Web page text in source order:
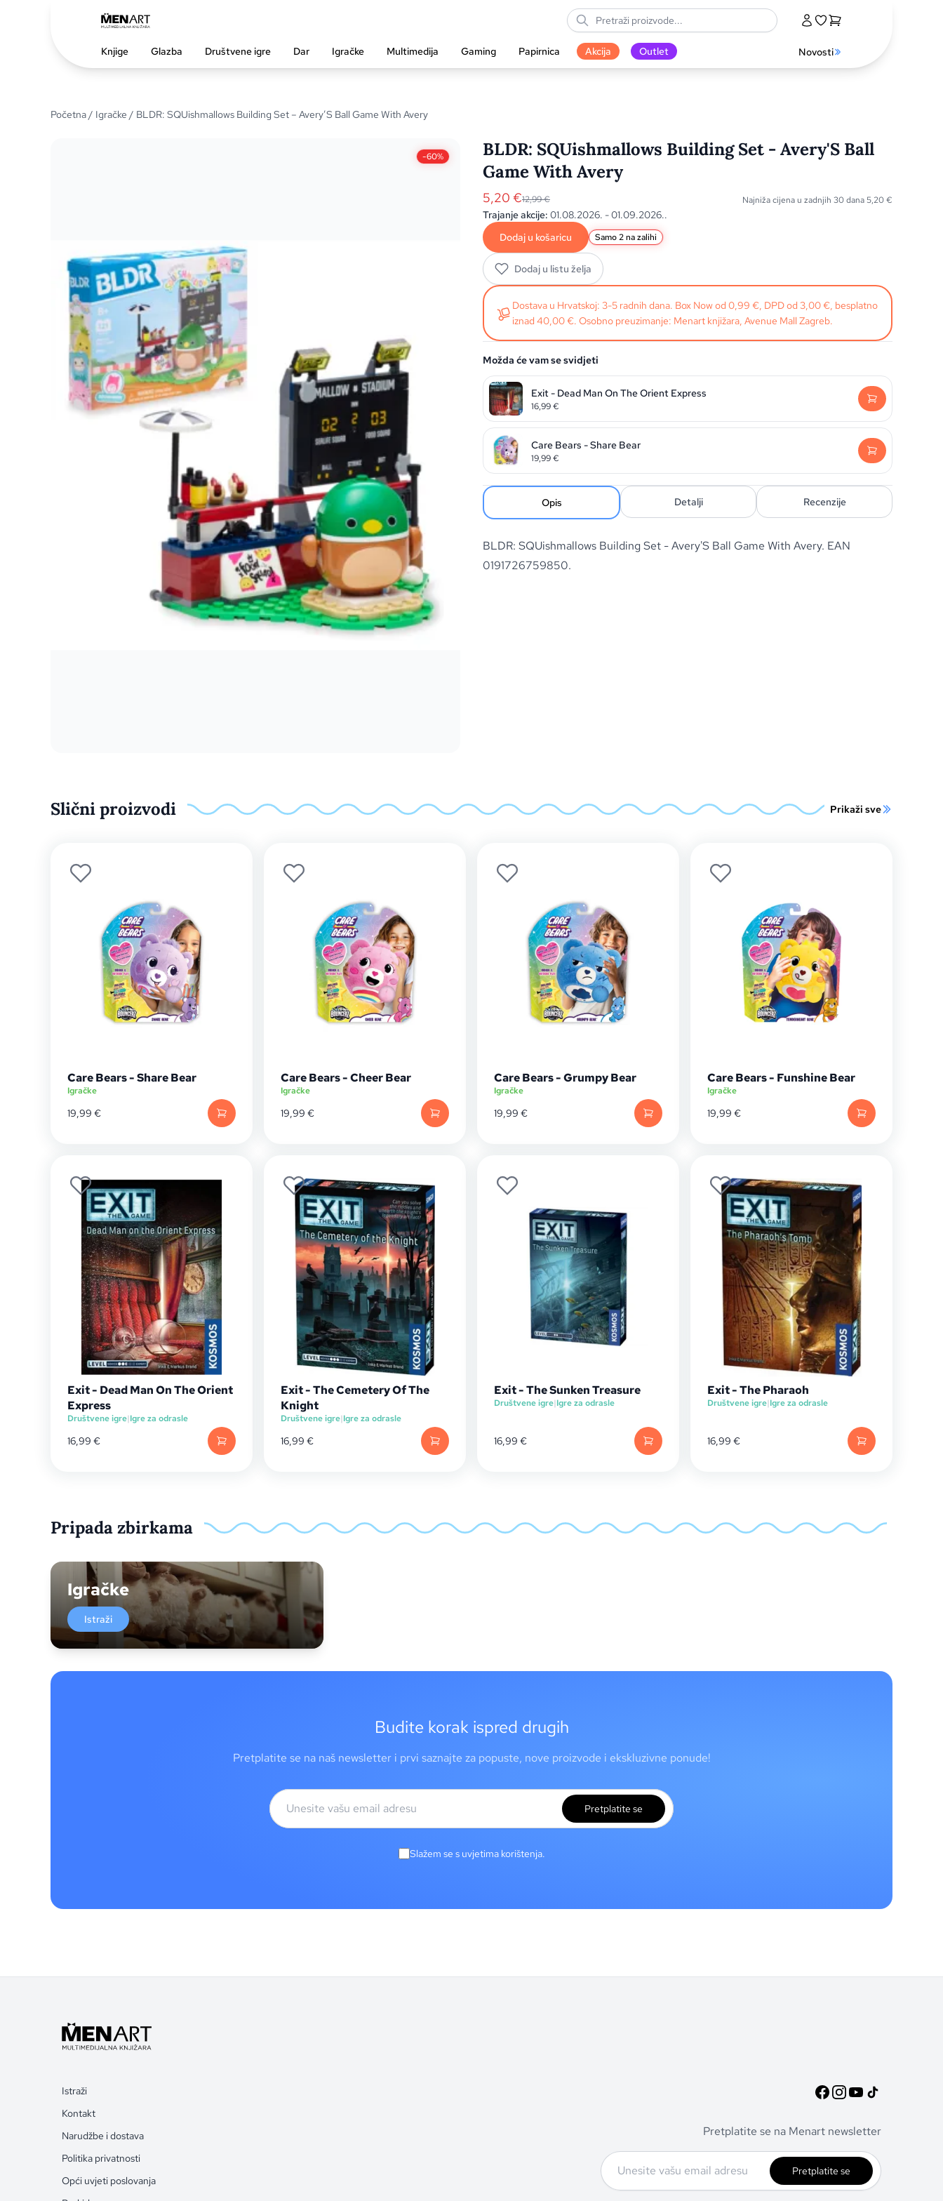
Knjige Glazba Društvene igre Dar Igračke Multimedija Gaming Papirnica Akcija Outlet Novosti
Početna/ Igračke / BLDR: SQUishmallows Building Set – Avery’S Ball Game With Avery
-60%
BLDR: SQUishmallows Building Set - Avery'S Ball
Game With Avery
5,20 €12,99€ Najniža cijena u zadnjih 30 dana 5,20€
Trajanje akcije: 01.08.2026. - 01.09.2026..
Dodaj u košaricu
Samo 2 na zalihi
Dodaj u listu želja
Dostava u Hrvatskoj: 3-5 radnih dana. Box Now od 0,99 €, DPD od 3,00 €, besplatno
iznad 40,00 €. Osobno preuzimanje: Menart knjižara, Avenue Mall Zagreb.
Možda će vam se svidjeti
Exit - Dead Man On The Orient Express
16,99€
Care Bears - Share Bear
19,99€
Opis Detalji Recenzije
BLDR: SQUishmallows Building Set - Avery'S Ball Game With Avery. EAN
0191726759850.
Slični proizvodi Prikaži sve
Care Bears - Share Bear
Igračke
19,99 €
Care Bears - Cheer Bear
Igračke
19,99 €
Care Bears - Grumpy Bear
Igračke
19,99 €
Care Bears - Funshine Bear
Igračke
19,99 €
Exit - Dead Man On The Orient
Express
Društvene igre|Igre za odrasle
16,99 €
Exit - The Cemetery Of The
Knight
Društvene igre|Igre za odrasle
16,99 €
Exit - The Sunken Treasure
Društvene igre|Igre za odrasle
16,99 €
Exit - The Pharaoh
Društvene igre|Igre za odrasle
16,99 €
Pripada zbirkama
Igračke
Istraži
Budite korak ispred drugih
Pretplatite se na naš newsletter i prvi saznajte za popuste, nove proizvode i ekskluzivne ponude!
Pretplatite se
Slažem se s uvjetima korištenja.
Istraži
Kontakt
Narudžbe i dostava
Politika privatnosti
Opći uvjeti poslovanja
Pretplatite se na Menart newsletter
Pretplatite se